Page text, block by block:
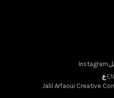
Instagram
EN
·ع
Creative